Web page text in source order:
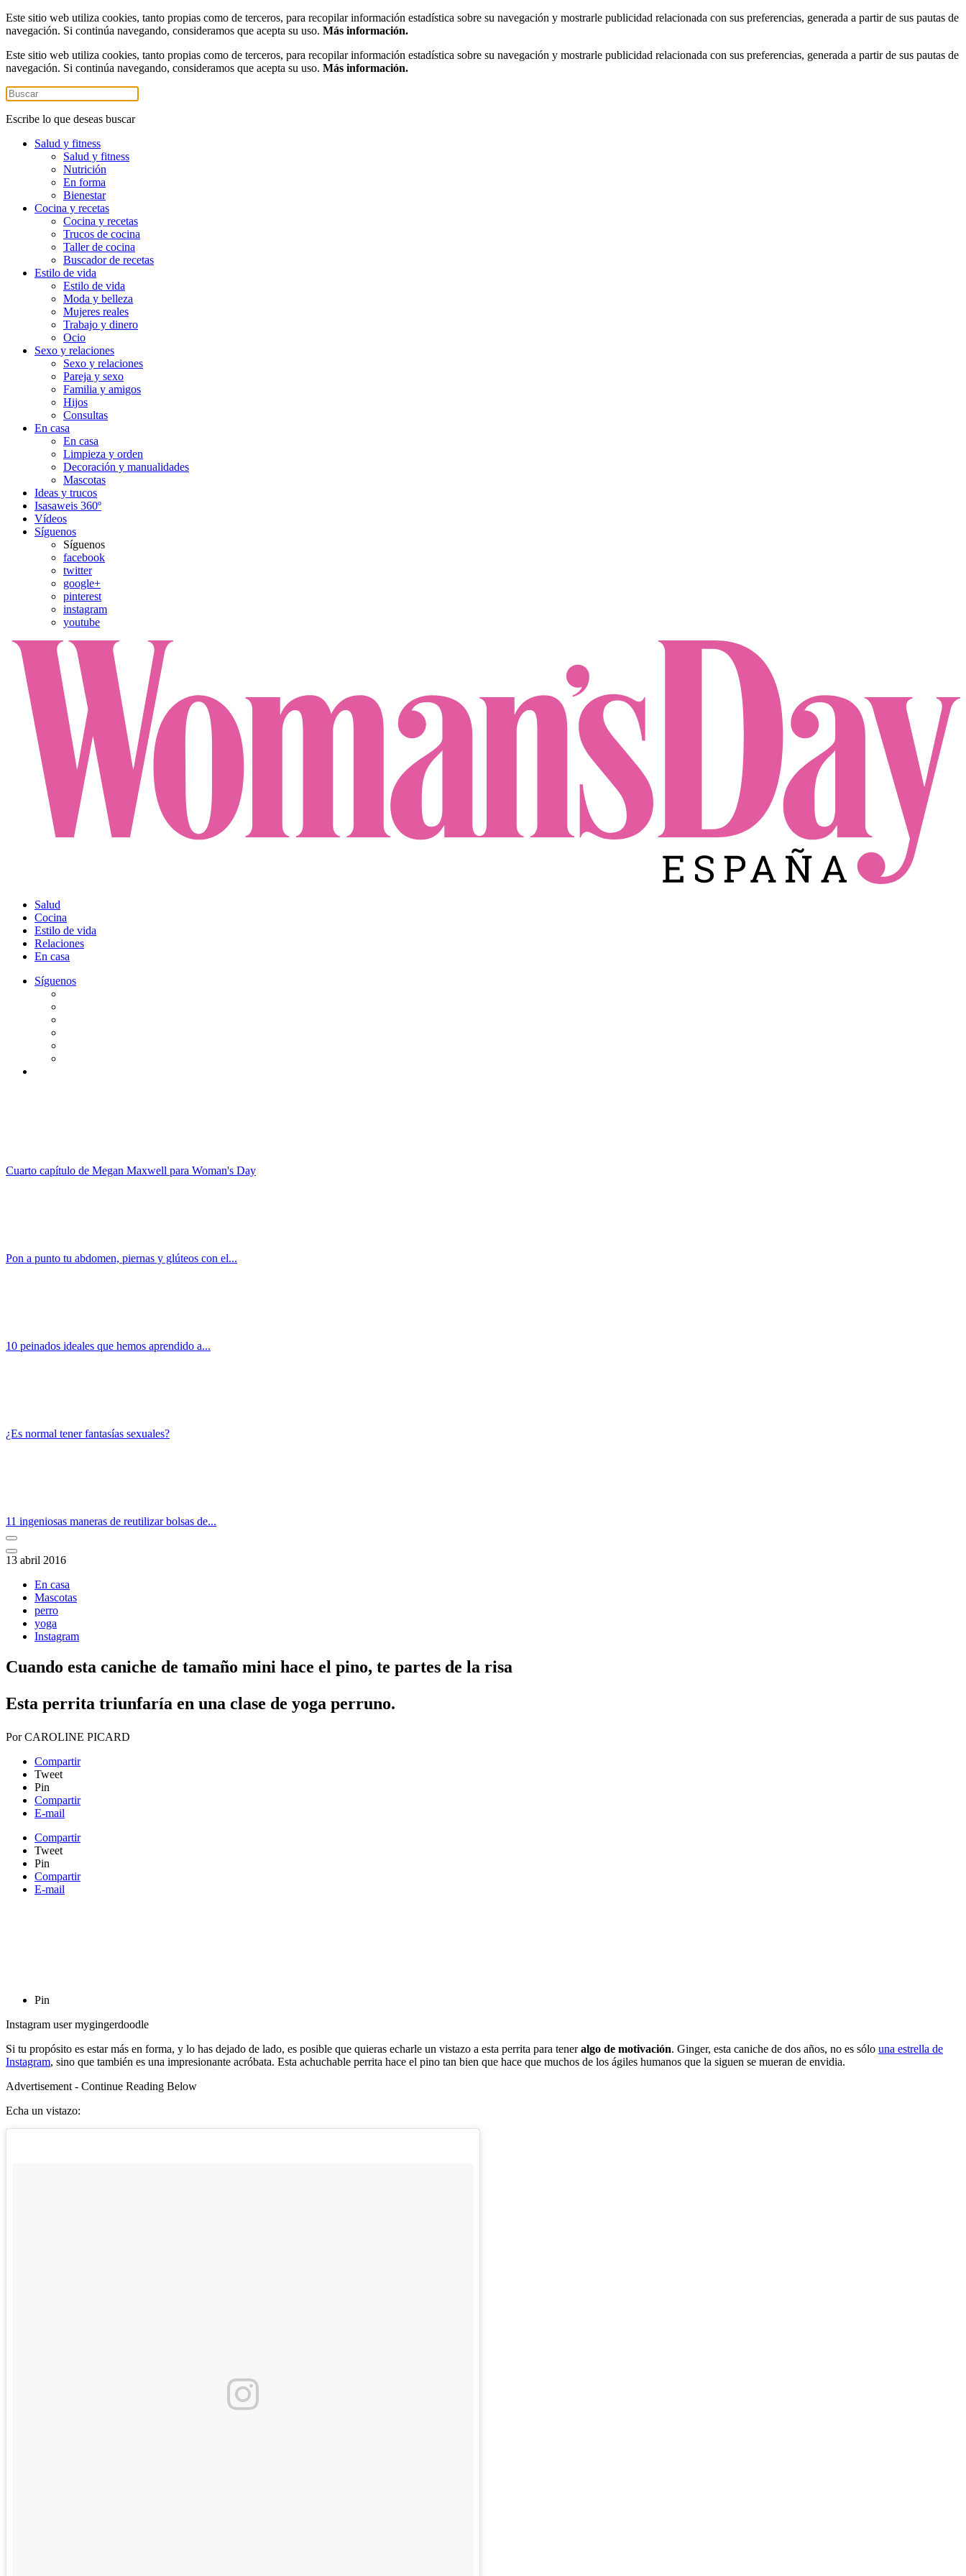
Este sitio web utiliza cookies, tanto propias como de terceros, para recopilar información estadística sobre su navegación y mostrarle publicidad relacionada con sus preferencias, generada a partir de sus pautas de
navegación. Si continúa navegando, consideramos que acepta su uso. Más información.
Este sitio web utiliza cookies, tanto propias como de terceros, para recopilar información estadística sobre su navegación y mostrarle publicidad relacionada con sus preferencias, generada a partir de sus pautas de
navegación. Si continúa navegando, consideramos que acepta su uso. Más información.
Escribe lo que deseas buscar
Salud y fitness
Salud y fitness
Nutrición
En forma
Bienestar
Cocina y recetas
Cocina y recetas
Trucos de cocina
Taller de cocina
Buscador de recetas
Estilo de vida
Estilo de vida
Moda y belleza
Mujeres reales
Trabajo y dinero
Ocio
Sexo y relaciones
Sexo y relaciones
Pareja y sexo
Familia y amigos
Hijos
Consultas
En casa
En casa
Limpieza y orden
Decoración y manualidades
Mascotas
Ideas y trucos
Isasaweis 360º
Vídeos
Síguenos
Síguenos
facebook
twitter
google+
pinterest
instagram
youtube
Salud
Cocina
Estilo de vida
Relaciones
En casa
Síguenos
Cuarto capítulo de Megan Maxwell para Woman's Day
Pon a punto tu abdomen, piernas y glúteos con el...
10 peinados ideales que hemos aprendido a...
¿Es normal tener fantasías sexuales?
11 ingeniosas maneras de reutilizar bolsas de...
13 abril 2016
En casa
Mascotas
perro
yoga
Instagram
Cuando esta caniche de tamaño mini hace el pino, te partes de la risa
Esta perrita triunfaría en una clase de yoga perruno.
PorCAROLINE PICARD
Compartir
Tweet
Pin
Compartir
E-mail
Compartir
Tweet
Pin
Compartir
E-mail
Pin
Instagram user mygingerdoodle
Si tu propósito es estar más en forma, y lo has dejado de lado, es posible que quieras echarle un vistazo a esta perrita para teneralgo de motivación. Ginger, esta caniche de dos años, no es sólo una estrella de
Instagram, sino que también es una impresionante acróbata. Esta achuchable perrita hace el pino tan bien que hace que muchos de los ágiles humanos que la siguen se mueran de envidia.
Advertisement - Continue Reading Below
Echa un vistazo: